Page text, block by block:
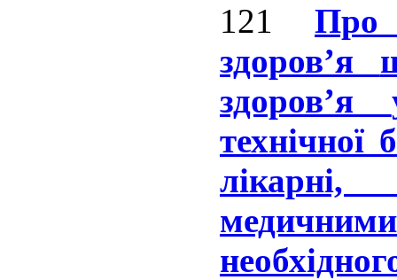
121 Про
здоров’я
здоров’я
технічної